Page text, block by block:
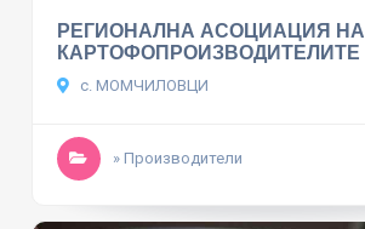
РЕГИОНАЛНА АСОЦИАЦИЯ НА
КАРТОФОПРОИЗВОДИТЕЛИТЕ
с. МОМЧИЛОВЦИ
» Производители